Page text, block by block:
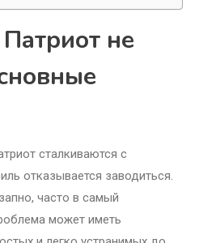
не
сталкиваются с
отказывается заводиться.
часто в самый
может иметь